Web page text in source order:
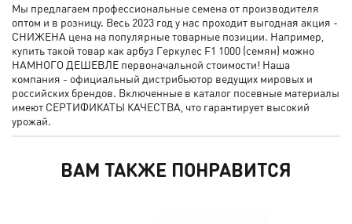
Мы предлагаем профессиональные семена от производителя
оптом и в розницу. Весь 2023 год у нас проходит выгодная акция -
СНИЖЕНА цена на популярные товарные позиции. Например,
купить такой товар как арбуз Геркулес F1 1000 (семян) можно
НАМНОГО ДЕШЕВЛЕ первоначальной стоимости! Наша
компания - официальный дистрибьютор ведущих мировых и
российских брендов. Включенные в каталог посевные материалы
имеют СЕРТИФИКАТЫ КАЧЕСТВА, что гарантирует высокий
урожай.
ВАМ ТАКЖЕ ПОНРАВИТСЯ